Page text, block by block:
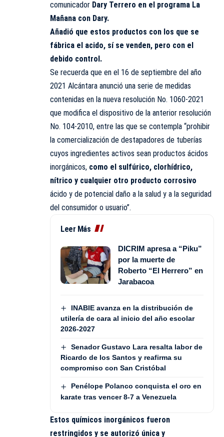
comunicador Dary Terrero en el programa La
Mañana con Dary.
Añadió que estos productos con los que se
fábrica el acido, sí se venden, pero con el
debido control.
Se recuerda que en el 16 de septiembre del año
2021 Alcántara anunció una serie de medidas
contenidas en la nueva resolución No. 1060-2021
que modifica el dispositivo de la anterior resolución
No. 104-2010, entre las que se contempla “prohibir
la comercialización de destapadores de tuberías
cuyos ingredientes activos sean productos ácidos
inorgánicos, como el sulfúrico, clorhídrico,
nítrico y cualquier otro producto corrosivo
ácido y de potencial daño a la salud y a la seguridad
del consumidor o usuario”.
Leer Más
DICRIM apresa a “Piku”
por la muerte de
Roberto “El Herrero” en
Jarabacoa
INABIE avanza en la distribución de
utilería de cara al inicio del año escolar
2026-2027
Senador Gustavo Lara resalta labor de
Ricardo de los Santos y reafirma su
compromiso con San Cristóbal
Penélope Polanco conquista el oro en
karate tras vencer 8-7 a Venezuela
Estos químicos inorgánicos fueron
restringidos y se autorizó única y